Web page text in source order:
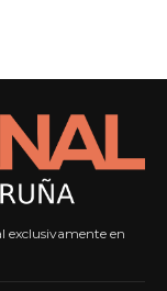
exclusivamente en